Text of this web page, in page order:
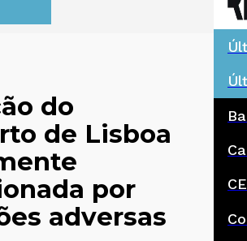
do
de Lisboa
por
adversas